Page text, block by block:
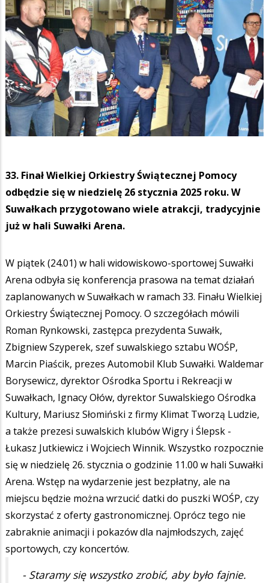
33. Finał Wielkiej Orkiestry Świątecznej Pomocy
odbędzie się w niedzielę 26 stycznia 2025 roku. W
Suwałkach przygotowano wiele atrakcji, tradycyjnie
już w hali Suwałki Arena.
W piątek (24.01) w hali widowiskowo-sportowej Suwałki
Arena odbyła się konferencja prasowa na temat działań
zaplanowanych w Suwałkach w ramach 33. Finału Wielkiej
Orkiestry Świątecznej Pomocy. O szczegółach mówili
Roman Rynkowski, zastępca prezydenta Suwałk,
Zbigniew Szyperek, szef suwalskiego sztabu WOŚP,
Marcin Piaścik, prezes Automobil Klub Suwałki. Waldemar
Borysewicz, dyrektor Ośrodka Sportu i Rekreacji w
Suwałkach, Ignacy Ołów, dyrektor Suwalskiego Ośrodka
Kultury, Mariusz Słomiński z firmy Klimat Tworzą Ludzie,
a także prezesi suwalskich klubów Wigry i Ślepsk -
Łukasz Jutkiewicz i Wojciech Winnik. Wszystko rozpocznie
się w niedzielę 26. stycznia o godzinie 11.00 w hali Suwałki
Arena. Wstęp na wydarzenie jest bezpłatny, ale na
miejscu będzie można wrzucić datki do puszki WOŚP, czy
skorzystać z oferty gastronomicznej. Oprócz tego nie
zabraknie animacji i pokazów dla najmłodszych, zajęć
sportowych, czy koncertów.
- Staramy się wszystko zrobić, aby było fajnie.